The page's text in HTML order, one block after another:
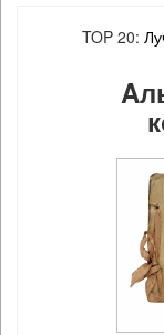
TOP 20: